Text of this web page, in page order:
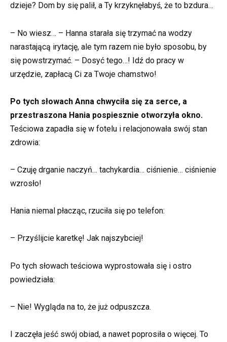
dzieje? Dom by się palił, a Ty krzyknęłabyś, że to bzdura…
– No wiesz… – Hanna starała się trzymać na wodzy
narastającą irytację, ale tym razem nie było sposobu, by
się powstrzymać. – Dosyć tego…! Idź do pracy w
urzędzie, zapłacą Ci za Twoje chamstwo!
Po tych słowach Anna chwyciła się za serce, a
przestraszona Hania pospiesznie otworzyła okno.
Teściowa zapadła się w fotelu i relacjonowała swój stan
zdrowia:
– Czuję drganie naczyń… tachykardia… ciśnienie… ciśnienie
wzrosło!
Hania niemal płacząc, rzuciła się po telefon:
– Przyślijcie karetkę! Jak najszybciej!
Po tych słowach teściowa wyprostowała się i ostro
powiedziała:
– Nie! Wygląda na to, że już odpuszcza.
I zaczęła jeść swój obiad, a nawet poprosiła o więcej. To